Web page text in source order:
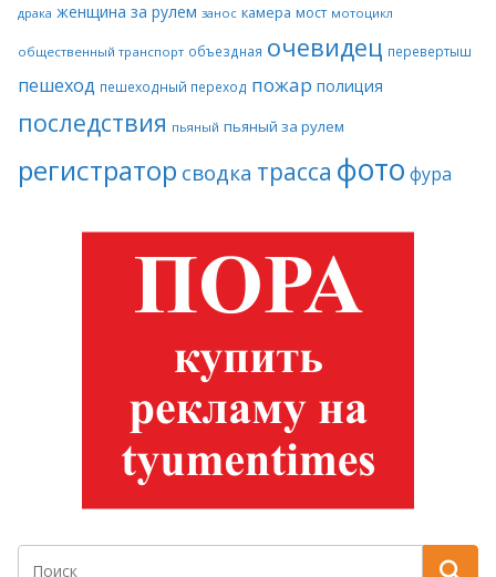
драка женщина за рулем занос камера мост мотоцикл
общественный транспорт объездная очевидец перевертыш
пешеход пешеходный переход пожар полиция
последствия пьяный пьяный за рулем
регистратор сводка трасса фото фура